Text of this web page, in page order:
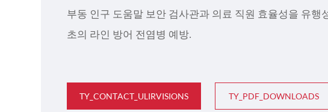
부동 인구 도움말 보안 검사관과 의료 직원 효율성을 유행
초의 라인 방어 전염병 예방.
TY_CONTACT_ULIRVISIONS TY_PDF_DOWNLOADS